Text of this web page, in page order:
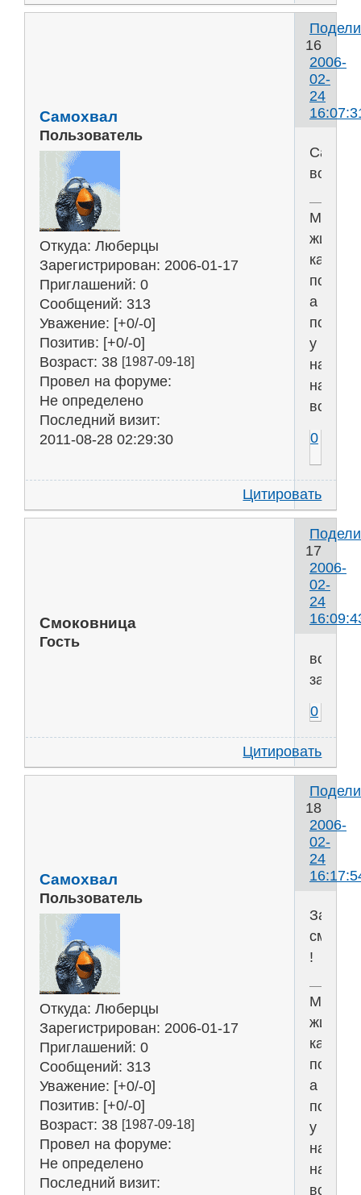
16
2006-
02-
24
Самохвал
Пользователь
Откуда: Люберцы
Зарегистрирован: 2006-01-17
Приглашений: 0
Сообщений: 313
Уважение: [+0/-0]
Позитив: [+0/-0]
Возраст: 38 [1987-09-18]
Провел на форуме:
Не определено
Последний визит:
2011-08-28 02:29:30
вопрос
Мы
живём
как
а
у
нас
на
всё!
0
Цитировать
17
2006-
02-
24
Смоковница
Гость
0
Цитировать
18
2006-
02-
24
Самохвал
Пользователь
Откуда: Люберцы
Зарегистрирован: 2006-01-17
Приглашений: 0
Сообщений: 313
Уважение: [+0/-0]
Позитив: [+0/-0]
Возраст: 38 [1987-09-18]
Провел на форуме:
Не определено
Последний визит:
!
Мы
живём
как
а
у
нас
на
всё!